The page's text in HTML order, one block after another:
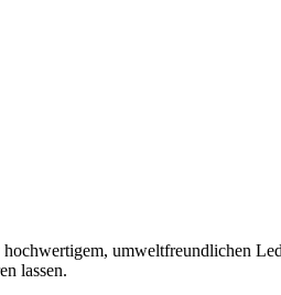
umweltfreundlichen
lassen.